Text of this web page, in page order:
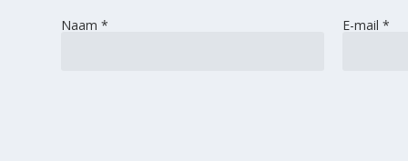
Naam* E-mail *